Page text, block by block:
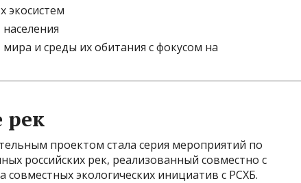
экосистем
и среды их обитания с фокусом на
рек
проектом стала серия мероприятий по
российских рек, реализованный совместно с
экологических инициатив с РСХБ.